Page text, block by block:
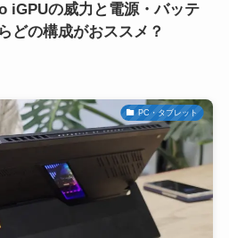
iGPUの威力と電源・バッテ
どの構成がおススメ？
PC・タブレット